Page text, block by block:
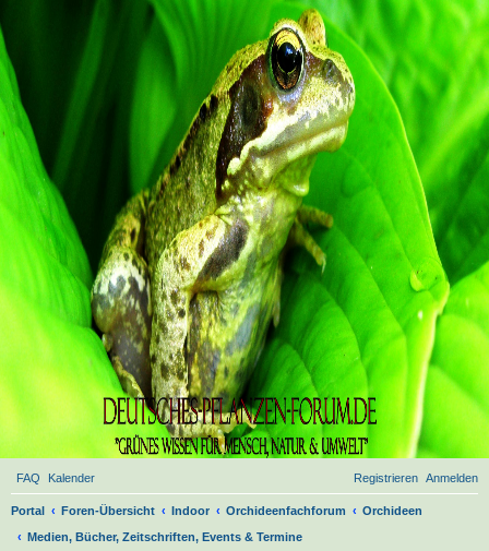
FAQ Kalender Anmelden
Registrieren
Portal Foren-Übersicht Indoor Orchideenfachforum
Orchideen
Medien, Bücher, Zeitschriften, Events & Termine